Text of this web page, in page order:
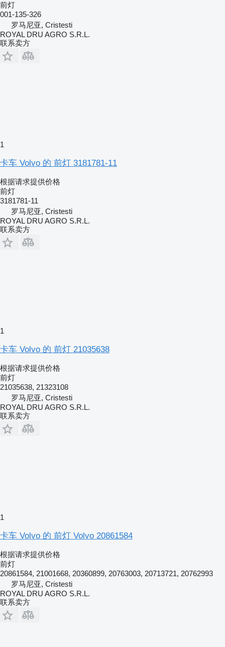
前灯
001-135-326
罗马尼亚, Cristesti
ROYAL DRU AGRO S.R.L.
联系卖方
1
卡车 Volvo 的 前灯 3181781-11
根据请求提供价格
前灯
3181781-11
罗马尼亚, Cristesti
ROYAL DRU AGRO S.R.L.
联系卖方
1
卡车 Volvo 的 前灯 21035638
根据请求提供价格
前灯
21035638, 21323108
罗马尼亚, Cristesti
ROYAL DRU AGRO S.R.L.
联系卖方
1
卡车 Volvo 的 前灯 Volvo 20861584
根据请求提供价格
前灯
20861584, 21001668, 20360899, 20763003, 20713721, 20762993
罗马尼亚, Cristesti
ROYAL DRU AGRO S.R.L.
联系卖方